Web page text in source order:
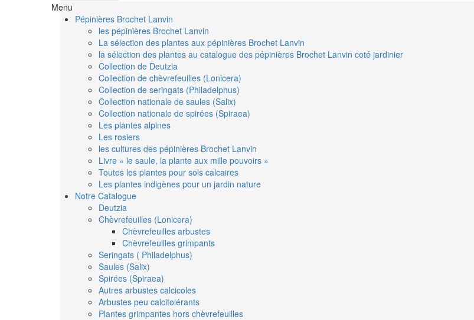
Menu
Pépinières Brochet Lanvin
les pépinières Brochet Lanvin
La sélection des plantes aux pépinières Brochet Lanvin
la sélection des plantes au catalogue des pépinières Brochet Lanvin coté jardinier
Collection de Deutzia
Collection de chèvrefeuilles (Lonicera)
Collection de seringats (Philadelphus)
Collection nationale de saules (Salix)
Collection nationale de spirées (Spiraea)
Les plantes alpines
Les rosiers
les cultures des pépinières Brochet Lanvin
Livre « le saule, la plante aux mille pouvoirs »
Toutes les plantes pour sols calcaires
Les plantes indigènes pour un jardin nature
Notre Catalogue
Deutzia
Chèvrefeuilles (Lonicera)
Chèvrefeuilles arbustes
Chèvrefeuilles grimpants
Seringats ( Philadelphus)
Saules (Salix)
Spirées (Spiraea)
Autres arbustes calcicoles
Arbustes peu calcitolérants
Plantes grimpantes hors chèvrefeuilles